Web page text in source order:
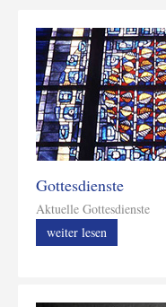
Gottesdienste
Aktuelle
weiter lesen